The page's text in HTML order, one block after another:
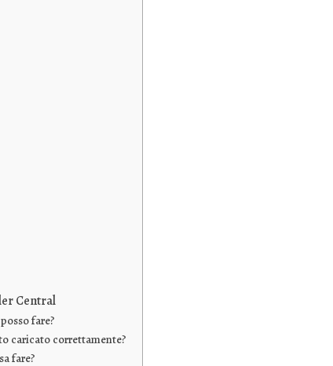
Central
fare?
caricato correttamente?
fare?